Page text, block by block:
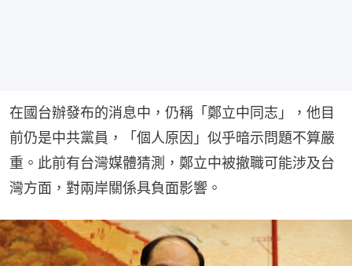
在國台辦發布的消息中，仍稱「鄭立中同志」，他目
前仍是中共黨員，「個人原因」似乎暗示問題不算嚴
重。此前有台灣媒體猜測，鄭立中被撤職可能涉及台
灣方面，對兩岸關係具負面影響。